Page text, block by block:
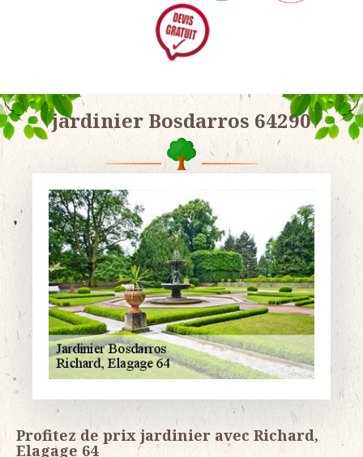
jardinier Bosdarros 64290
Profitez de prix jardinier avec Richard,
Elagage 64